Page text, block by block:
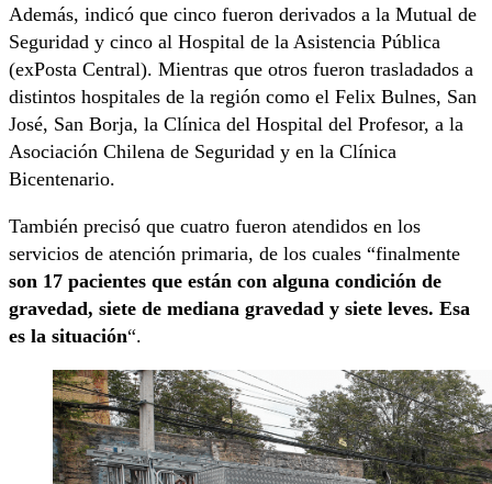
Además, indicó que cinco fueron derivados a la Mutual de
Seguridad y cinco al Hospital de la Asistencia Pública
(exPosta Central). Mientras que otros fueron trasladados a
distintos hospitales de la región como el Felix Bulnes, San
José, San Borja, la Clínica del Hospital del Profesor, a la
Asociación Chilena de Seguridad y en la Clínica
Bicentenario.
También precisó que cuatro fueron atendidos en los
servicios de atención primaria, de los cuales “finalmente
son 17 pacientes que están con alguna condición de
gravedad, siete de mediana gravedad y siete leves. Esa
es la situación“.